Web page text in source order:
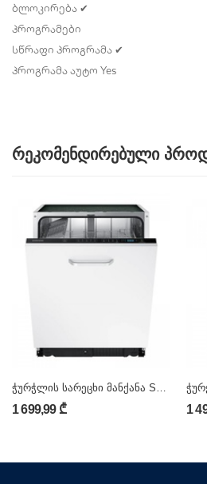
ბლოკირება ✔
პროგრამები
სწრაფი პროგრამა ✔
პროგრამა აუტო Yes
რეკომენდირებული
1 699,99 ₾ 1